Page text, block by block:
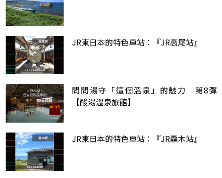
JR東日本的特色車站：『JR高尾站』
問問湯守「這個溫泉」的魅力 第8彈
【酸湯溫泉旅館】
JR東日本的特色車站：『JR驫木站』